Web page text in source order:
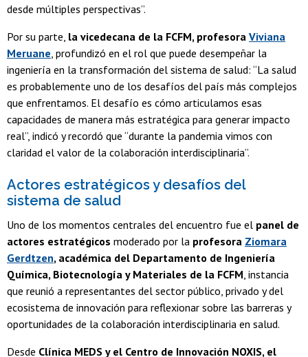
desde múltiples perspectivas”.
Por su parte, la vicedecana de la FCFM, profesora Viviana
Meruane , profundizó en el rol que puede desempeñar la
ingeniería en la transformación del sistema de salud: “La salud
es probablemente uno de los desafíos del país más complejos
que enfrentamos. El desafío es cómo articulamos esas
capacidades de manera más estratégica para generar impacto
real”, indicó y recordó que “durante la pandemia vimos con
claridad el valor de la colaboración interdisciplinaria”.
Actores estratégicos y desafíos del
sistema de salud
Uno de los momentos centrales del encuentro fue el panel de
actores estratégicos moderado por la profesora Ziomara
Gerdtzen, académica del Departamento de Ingeniería
Química, Biotecnología y Materiales de la FCFM, instancia
que reunió a representantes del sector público, privado y del
ecosistema de innovación para reflexionar sobre las barreras y
oportunidades de la colaboración interdisciplinaria en salud.
Desde Clínica MEDS y el Centro de Innovación NOXIS, el